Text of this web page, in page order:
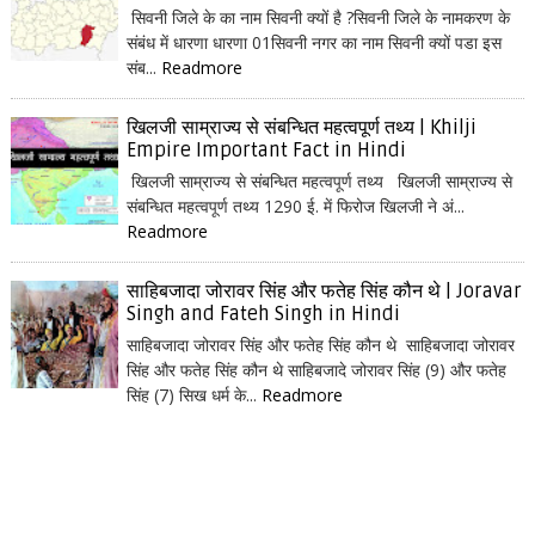
सिवनी जिले के का नाम सिवनी क्यों है ?सिवनी जिले के नामकरण के
संबंध में धारणा धारणा 01सिवनी नगर का नाम सिवनी क्यों पडा इस
संब... Readmore
खिलजी साम्राज्य से संबन्धित महत्वपूर्ण तथ्य | Khilji
Empire Important Fact in Hindi
खिलजी साम्राज्य से संबन्धित महत्वपूर्ण तथ्य खिलजी साम्राज्य से
संबन्धित महत्वपूर्ण तथ्य 1290 ई. में फिरोज खिलजी ने अं...
Readmore
साहिबजादा जोरावर सिंह और फतेह सिंह कौन थे | Joravar
Singh and Fateh Singh in Hindi
साहिबजादा जोरावर सिंह और फतेह सिंह कौन थे साहिबजादा जोरावर
सिंह और फतेह सिंह कौन थे साहिबजादे जोरावर सिंह (9) और फतेह
सिंह (7) सिख धर्म के... Readmore